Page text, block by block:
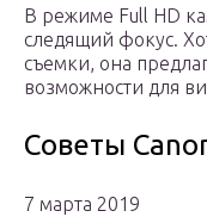
В режиме Full HD
следящий фокус.
съемки, она
возможности для
Советы
7 марта 2019